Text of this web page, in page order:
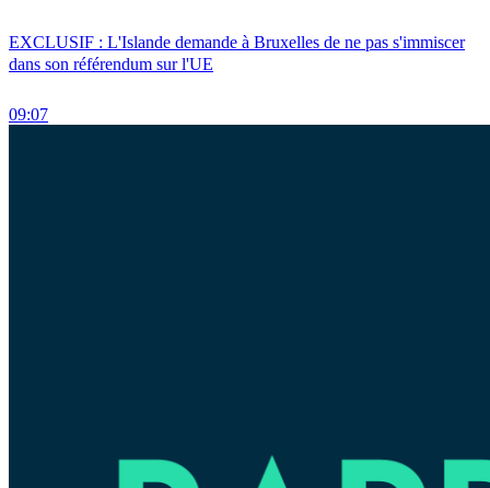
EXCLUSIF : L'Islande demande à Bruxelles de ne pas s'immiscer
dans son référendum sur l'UE
09:07